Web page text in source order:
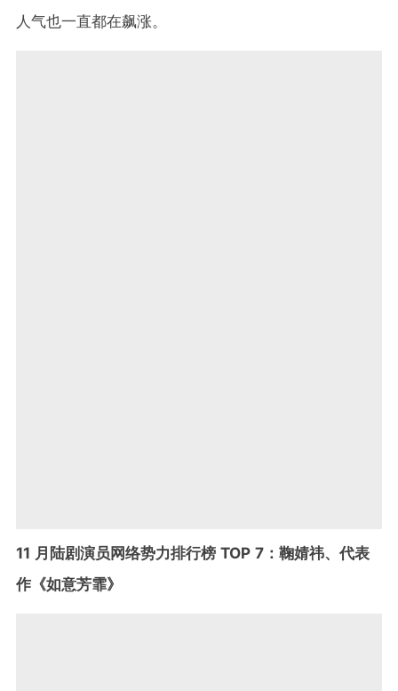
人气也一直都在飙涨。
11 月陆剧演员网络势力排行榜 TOP 7：鞠婧祎、代表
作《如意芳霏》